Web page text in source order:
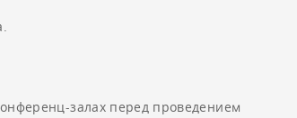
залах перед проведением